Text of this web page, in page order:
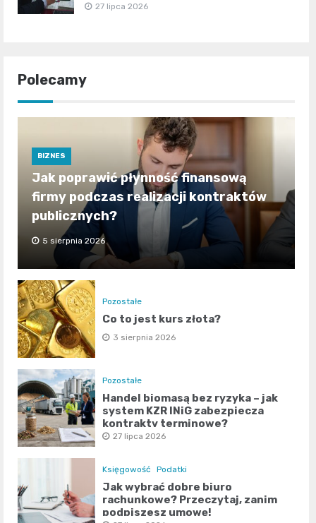
27 lipca 2026
Polecamy
BIZNES
Jak poprawić płynność finansową
firmy podczas realizacji kontraktów
publicznych?
5 sierpnia 2026
Pozostałe
Co to jest kurs złota?
3 sierpnia 2026
Pozostałe
Handel biomasą bez ryzyka – jak
system KZR INiG zabezpiecza
kontrakty terminowe?
27 lipca 2026
Księgowość Podatki
Jak wybrać dobre biuro
rachunkowe? Przeczytaj, zanim
podpiszesz umowę!